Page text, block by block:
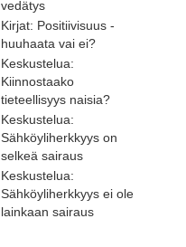
vedätys
Kirjat: Positiivisuus -
huuhaata vai ei?
Keskustelua:
Kiinnostaako
tieteellisyys naisia?
Keskustelua:
Sähköyliherkkyys on
selkeä sairaus
Keskustelua:
Sähköyliherkkyys ei ole
lainkaan sairaus